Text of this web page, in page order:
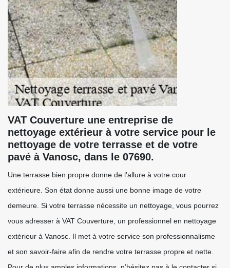
VAT Couverture une entreprise de
nettoyage extérieur à votre service pour le
nettoyage de votre terrasse et de votre
pavé à Vanosc, dans le 07690.
Une terrasse bien propre donne de l’allure à votre cour
extérieure. Son état donne aussi une bonne image de votre
demeure. Si votre terrasse nécessite un nettoyage, vous pourrez
vous adresser à VAT Couverture, un professionnel en nettoyage
extérieur à Vanosc. Il met à votre service son professionnalisme
et son savoir-faire afin de rendre votre terrasse propre et nette.